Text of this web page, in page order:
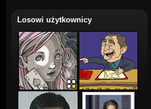
Losowi użytkownicy